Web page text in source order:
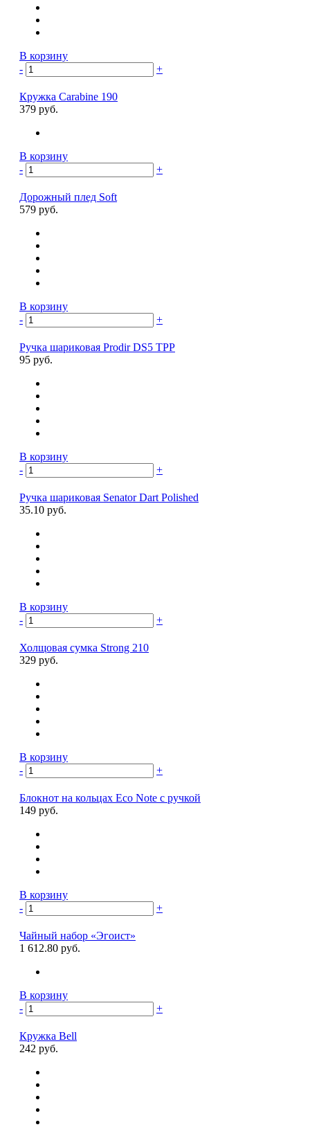
В корзину
-
+
Кружка Carabine 190
379 руб.
В корзину
-
+
Дорожный плед Soft
579 руб.
В корзину
-
+
Ручка шариковая Prodir DS5 TPP
95 руб.
В корзину
-
+
Ручка шариковая Senator Dart Polished
35.10 руб.
В корзину
-
+
Холщовая сумка Strong 210
329 руб.
В корзину
-
+
Блокнот на кольцах Eco Note с ручкой
149 руб.
В корзину
-
+
Чайный набор «Эгоист»
1 612.80 руб.
В корзину
-
+
Кружка Bell
242 руб.